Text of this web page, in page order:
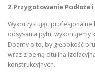
2.Przygotowanie Podłoża
Wykorzystując
odsysania pyłu, wykonujemy
Dbamy o to, by głębokość
wraz z pełną otuliną
konstrukcyjnych.